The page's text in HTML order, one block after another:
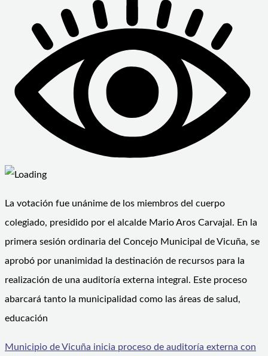
La votación fue unánime de los miembros del cuerpo
colegiado, presidido por el alcalde Mario Aros Carvajal. En la
primera sesión ordinaria del Concejo Municipal de Vicuña, se
aprobó por unanimidad la destinación de recursos para la
realización de una auditoría externa integral. Este proceso
abarcará tanto la municipalidad como las áreas de salud,
educación
Municipio de Vicuña inicia proceso de auditoría externa con